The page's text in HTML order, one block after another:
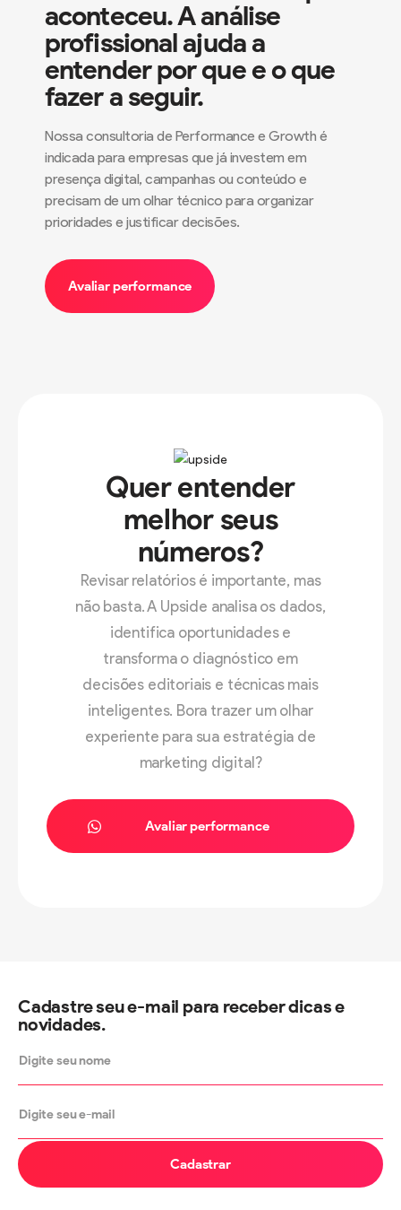
aconteceu. A análise
profissional ajuda a
entender por que e o que
fazer a seguir.
Nossa consultoria de Performance e Growth é
indicada para empresas que já investem em
presença digital, campanhas ou conteúdo e
precisam de um olhar técnico para organizar
prioridades e justificar decisões.
Avaliar performance
Quer entender
melhor seus
números?
Revisar relatórios é importante, mas
não basta. A Upside analisa os dados,
identifica oportunidades e
transforma o diagnóstico em
decisões editoriais e técnicas mais
inteligentes. Bora trazer um olhar
experiente para sua estratégia de
marketing digital?
Avaliar performance
Cadastre seu e-mail para receber dicas e
novidades.
Cadastrar